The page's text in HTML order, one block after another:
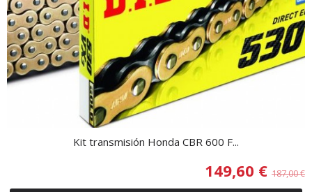
Kit transmisión Honda CBR 600 F...
149,60 € 187,00 €